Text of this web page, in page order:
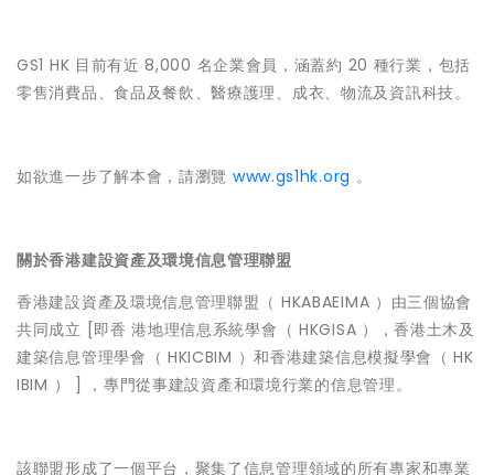
GS1 HK 目前有近 8,000 名企業會員，涵蓋約 20 種行業，包括
零售消費品、食品及餐飲、醫療護理、成衣、物流及資訊科技。
如欲進一步了解本會，請瀏覽 www.gs1hk.org 。
關於香港建設資產及環境信息管理聯盟
香港建設資產及環境信息管理聯盟（ HKABAEIMA ）由三個協會
共同成立 [即香 港地理信息系統學會（ HKGISA ），香港土木及
建築信息管理學會（ HKICBIM ）和香港建築信息模擬學會（ HK
IBIM ） ] ，專門從事建設資產和環境行業的信息管理。
該聯盟形成了一個平台，聚集了信息管理領域的所有專家和專業